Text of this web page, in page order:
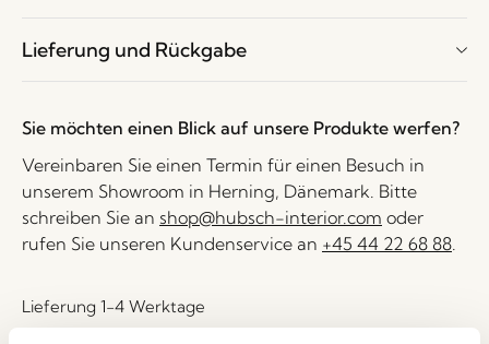
Lieferung und Rückgabe
Sie möchten einen Blick auf unsere Produkte werfen?
Vereinbaren Sie einen Termin für einen Besuch in
unserem Showroom in Herning, Dänemark. Bitte
schreiben Sie an shop@hubsch-interior.com oder
rufen Sie unseren Kundenservice an +45 44 22 68 88.
Lieferung 1-4 Werktage
30 Tage Rückgaberecht